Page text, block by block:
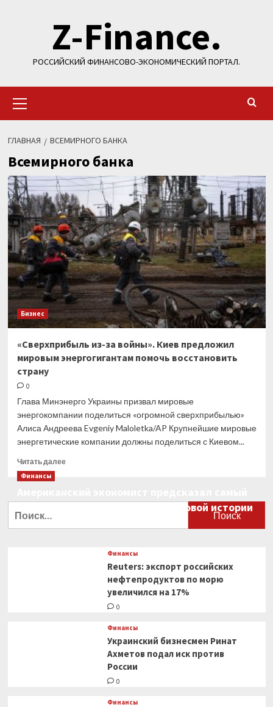
содержимомуZ-Finance.
РОССИЙСКИЙ ФИНАНСОВО-ЭКОНОМИЧЕСКИЙ ПОРТАЛ.
меню
ГЛАВНАЯ ВСЕМИРНОГО БАНКА
Всемирного банка
Бизнес
«Сверхприбыль из-за войны». Киев предложил
мировым энергогигантам помочь восстановить
страну
0
Глава Минэнерго Украины призвал мировые
энергокомпании поделиться «огромной сверхприбылью»
Алиса Андреева Evgeniy Maloletka/AP Крупнейшие мировые
энергетические компании должны поделиться с Киевом...
Читать далееПрочитать
войны».
энергогигантам
восстановить
Финансы
большой финансовый крах в мировой истории
Финансы
Reuters: экспорт российских
нефтепродуктов по морю
увеличился на 17%
0
Финансы
Украинский бизнесмен Ринат
Ахметов подал иск против
России
0
Финансы